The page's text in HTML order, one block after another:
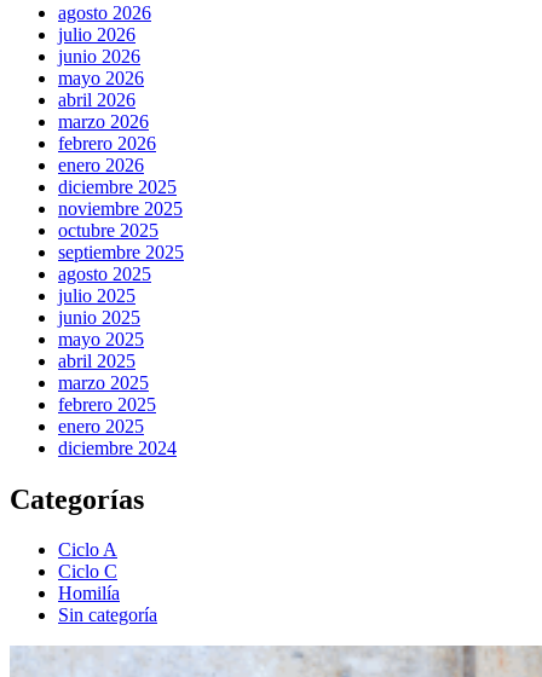
agosto 2026
julio 2026
junio 2026
mayo 2026
abril 2026
marzo 2026
febrero 2026
enero 2026
diciembre 2025
noviembre 2025
octubre 2025
septiembre 2025
agosto 2025
julio 2025
junio 2025
mayo 2025
abril 2025
marzo 2025
febrero 2025
enero 2025
diciembre 2024
Categorías
Ciclo A
Ciclo C
Homilía
Sin categoría